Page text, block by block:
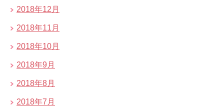
2018年12月
2018年11月
2018年10月
2018年9月
2018年8月
2018年7月